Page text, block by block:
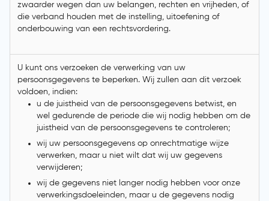
zwaarder wegen dan uw belangen, rechten en vrijheden, of
die verband houden met de instelling, uitoefening of
onderbouwing van een rechtsvordering.
U kunt ons verzoeken de verwerking van uw
persoonsgegevens te beperken. Wij zullen aan dit verzoek
voldoen, indien:
u de juistheid van de persoonsgegevens betwist, en
wel gedurende de periode die wij nodig hebben om de
juistheid van de persoonsgegevens te controleren;
wij uw persoonsgegevens op onrechtmatige wijze
verwerken, maar u niet wilt dat wij uw gegevens
verwijderen;
wij de gegevens niet langer nodig hebben voor onze
verwerkingsdoeleinden, maar u de gegevens nodig